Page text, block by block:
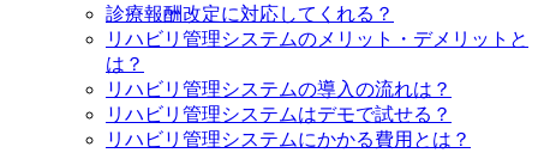
診療報酬改定に対応してくれる？
リハビリ管理システムのメリット・デメリットと
は？
リハビリ管理システムの導入の流れは？
リハビリ管理システムはデモで試せる？
リハビリ管理システムにかかる費用とは？